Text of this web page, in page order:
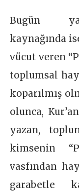
Bugün
kaynağında
vücut veren
toplumsal
koparılmış
olunca,
yazan,
kimsenin
vasfından
garabetle